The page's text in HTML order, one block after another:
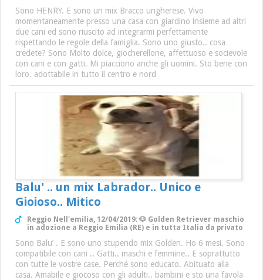
Sono HENRY. E sono un mix Bracco ungherese. Vivo
momentaneamente presso una casa con giardino insieme ad altri
due cani ed sono riuscito ad integrarmi perfettamente
rispettando le regole della famiglia. Sono uno giusto.. cosa
credete? Sono Molto dolce, giocherellone, affettuoso e socievole
con cani e con gatti. Mi piacciono anche gli uomini. Sto bene con
loro. adottabile in tutto il centro e nord
Balu' .. un mix Labrador.. Unico e
Gioioso.. Mitico
Reggio Nell'emilia, 12/04/2019: 🐶 Golden Retriever maschio
in adozione a Reggio Emilia (RE) e in tutta Italia da privato
Sono Balu’ . E sono uno stupendo mix Golden. Ho 6 mesi. Sono
compatibile con cani .. Gatti.. maschi e femmine.. E soprattutto
con tutte le vostre case. Perché sono educato. Abituato alla
casa. Amabile e giocoso con gli adulti.. bambini e sto una favola